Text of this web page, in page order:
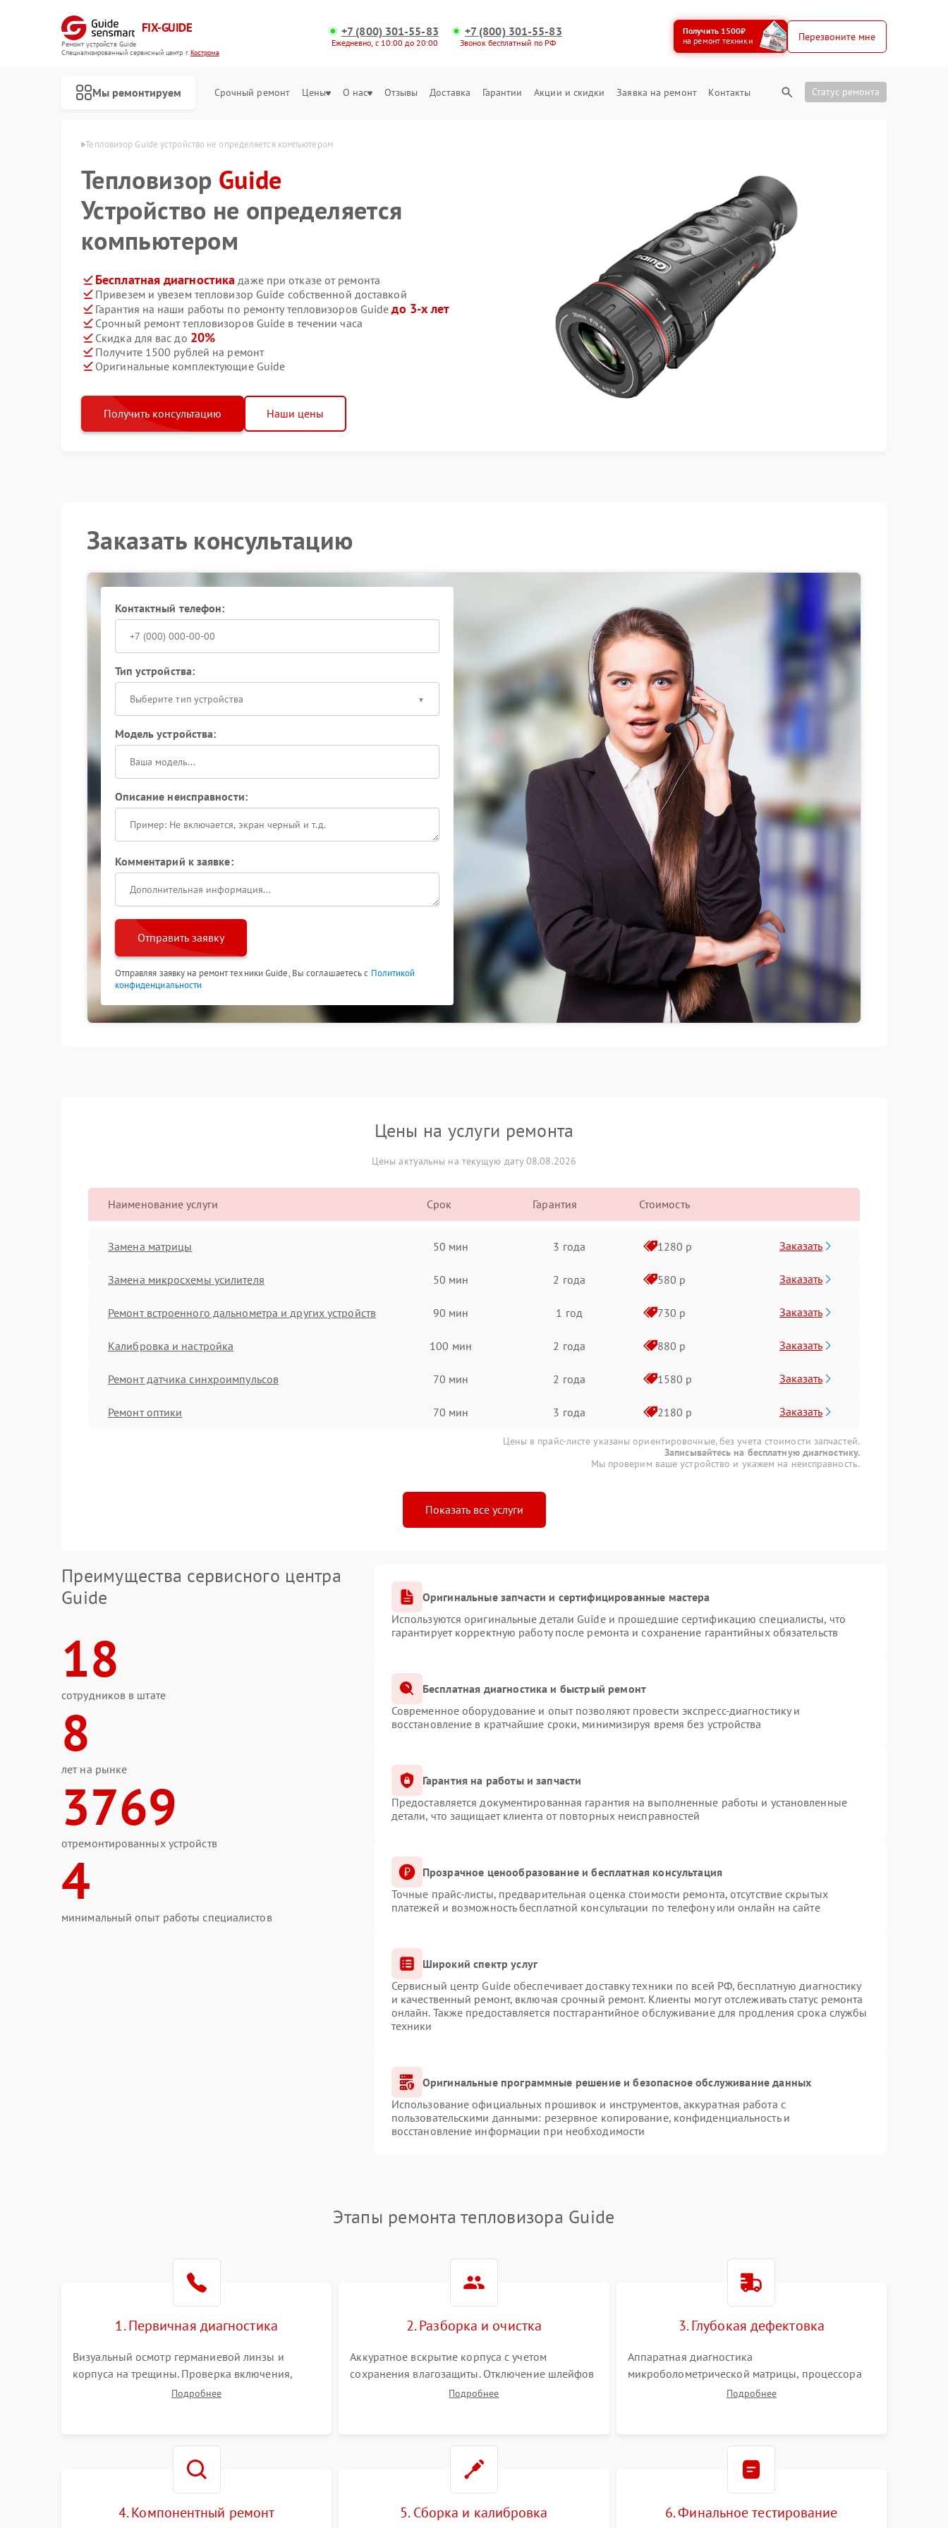
FIX-GUIDE
Ремонт устройств Guide
Специализированный cервисный центр г.Кострома
+7 (800) 301-55-83
Ежедневно, с 10:00 до 20:00
+7 (800) 301-55-83
Звонок бесплатный по РФ
Получить 1500₽
на ремонт техники
Перезвоните мне
Мы ремонтируем Срочный ремонт Цены О нас Отзывы Доставка Гарантии Акции и скидки Заявка на ремонт Контакты Статус ремонта
Guide в Костроме Тепловизор Guide устройство не определяется компьютером
Тепловизор Guide
Устройство не определяется
компьютером
Бесплатная диагностика даже при отказе от ремонта
Привезем и увезем тепловизор Guide собственной доставкой
Гарантия на наши работы по ремонту тепловизоров Guideдо 3-х лет
Срочный ремонт тепловизоров Guide в течении часа
Скидка для вас до 20%
Получите 1500 рублей на ремонт
Оригинальные комплектующие Guide
Получить консультацию Наши цены
Заказать консультацию
Контактный телефон:
Тип устройства:
Выберите тип устройства
Модель устройства:
Описание неисправности:
Комментарий к заявке:
Отправить заявку
Отправляя заявку на ремонт техники Guide, Вы соглашаетесь с Политикой
конфиденциальности
Цены на услуги ремонта
Цены актуальны на текущую дату 08.08.2026
Наименование услуги Срок Гарантия Стоимость
Замена матрицы 50 мин 3 года 1280 р Заказать
Замена микросхемы усилителя 50 мин 2 года 580 р Заказать
Ремонт встроенного дальнометра и других устройств 90 мин 1 год 730 р Заказать
Калибровка и настройка 100 мин 2 года 880 р Заказать
Ремонт датчика синхроимпульсов 70 мин 2 года 1580 р Заказать
Ремонт оптики 70 мин 3 года 2180 р Заказать
Цены в прайс-листе указаны ориентировочные, без учета стоимости запчастей.
Записывайтесь на бесплатную диагностику.
Мы проверим ваше устройство и укажем на неисправность.
Показать все услуги
Преимущества сервисного центра
Guide
18
сотрудников в штате
8
лет на рынке
3769
отремонтированных устройств
4
минимальный опыт работы специалистов
Оригинальные запчасти и сертифицированные мастера
Используются оригинальные детали Guide и прошедшие сертификацию специалисты, что
гарантирует корректную работу после ремонта и сохранение гарантийных обязательств
Бесплатная диагностика и быстрый ремонт
Современное оборудование и опыт позволяют провести экспресс-диагностику и
восстановление в кратчайшие сроки, минимизируя время без устройства
Гарантия на работы и запчасти
Предоставляется документированная гарантия на выполненные работы и установленные
детали, что защищает клиента от повторных неисправностей
Прозрачное ценообразование и бесплатная консультация
Точные прайс-листы, предварительная оценка стоимости ремонта, отсутствие скрытых
платежей и возможность бесплатной консультации по телефону или онлайн на сайте
Широкий спектр услуг
Сервисный центр Guide обеспечивает доставку техники по всей РФ, бесплатную диагностику
и качественный ремонт, включая срочный ремонт. Клиенты могут отслеживать статус ремонта
онлайн. Также предоставляется постгарантийное обслуживание для продления срока службы
техники
Оригинальные программные решение и безопасное обслуживание данных
Использование официальных прошивок и инструментов, аккуратная работа с
пользовательскими данными: резервное копирование, конфиденциальность и
восстановление информации при необходимости
Этапы ремонта тепловизора Guide
1. Первичная диагностика
Визуальный осмотр германиевой линзы и
корпуса на трещины. Проверка включения,
реакции кнопок и разъемов зарядки. Оценка
Подробнее
2. Разборка и очистка
Аккуратное вскрытие корпуса с учетом
сохранения влагозащиты. Отключение шлейфов
питания и дисплея. Очистка внутренних плат от
Подробнее
3. Глубокая дефектовка
Аппаратная диагностика
микроболометрической матрицы, процессора
обработки изображений и цепей питания.
Подробнее
4. Компонентный ремонт 5. Сборка и калибровка 6. Финальное тестирование